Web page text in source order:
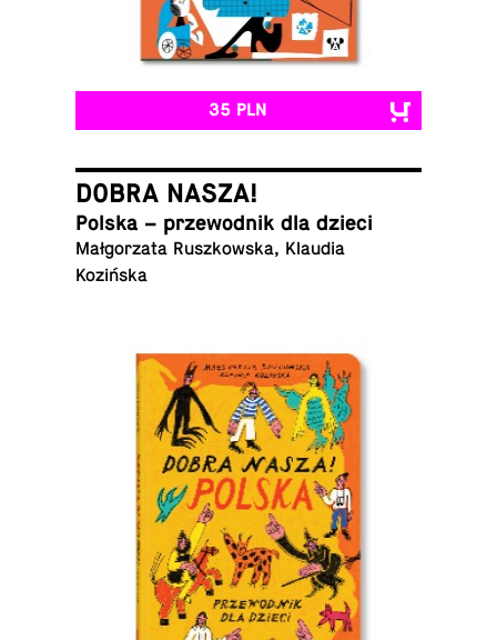
35 PLN
DOBRA NASZA!
Polska – prze­wod­nik dla dzieci
Mał­go­rza­ta Rusz­kow­ska, Klaudia
Kozińska